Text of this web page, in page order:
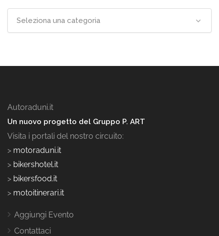
Seleziona una categoria
Autoraduni.it
Un nuovo progetto del Gruppo P. ART
Visita i portali del nostro circuito:
> motoraduni.it
> bikershotel.it
> bikersfood.it
> motoitinerari.it
Aggiungi Evento
Contattaci